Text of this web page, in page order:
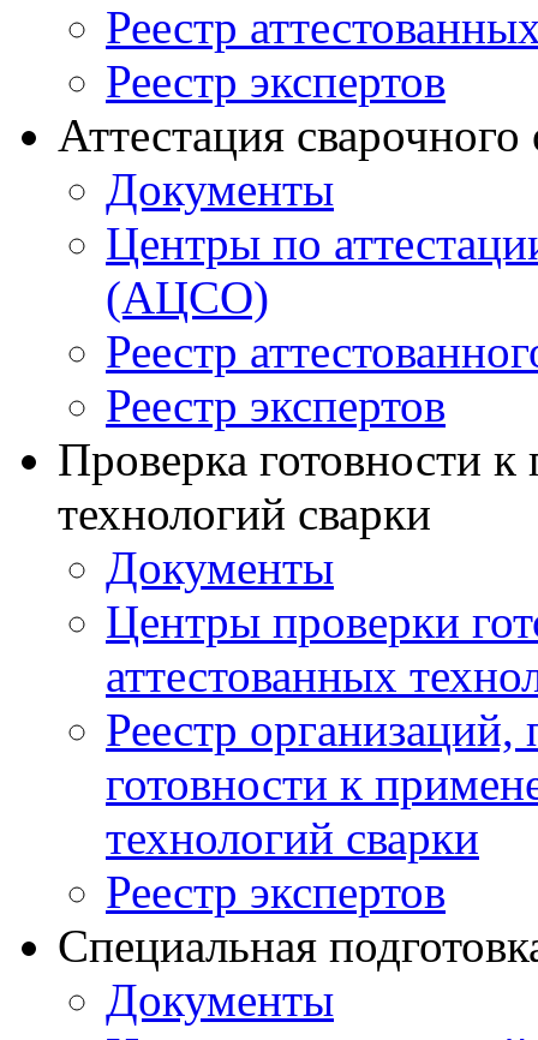
Реестр
Реестр экспертов
Аттестация
Документы
Центры по
(АЦСО)
Реестр
Реестр экспертов
Проверка готовности
технологий сварки
Документы
Центры проверки
аттестованных
Реестр
готовности к
технологий сварки
Реестр экспертов
Специальная
Документы